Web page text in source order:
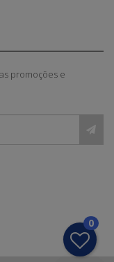
promoções e
0